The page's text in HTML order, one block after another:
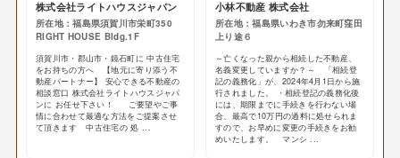
株式会社ライトハウスジャパン
所在地：福島県須賀川市栄町350
RIGHT HOUSE Bldg.1F
須賀川市・郡山市・鏡石町に 中古住宅
をお持ちの方へ 【地元に寄り添う不
動産パートナー】 安心できる不動産の
相談窓口 株式会社ライトハウスジャパ
ンに お任せ下さい！ ご要望やご事
情に合わせて最適な方法をご提案させ
て頂きます 中古住宅の 処 ...
小林不動産 株式会社
所在地：福島県いわき市勿来町窪田
上り途６
～亡くなった親から相続した不動産、
名義変更していますか？～ 「相続登
記の義務化」が、2024年4月1日から施
行されました。 ・相続登記の義務化後
には、期限までに手続きを行わない場
合、最高で10万円の過料に処せられま
すので、お早めに変更の手続きをお勧
めいたします。 マンシ ...